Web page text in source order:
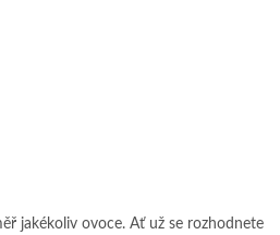
jakékoliv ovoce. Ať už se rozhodnete